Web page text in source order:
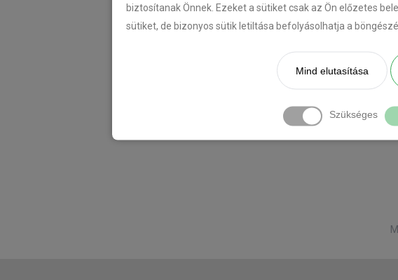
biztosítanak Önnek. Ezeket a sütiket csak az Ön előzetes
sütiket, de bizonyos sütik letiltása befolyásolhatja a
Mind elutasítása
Szükséges